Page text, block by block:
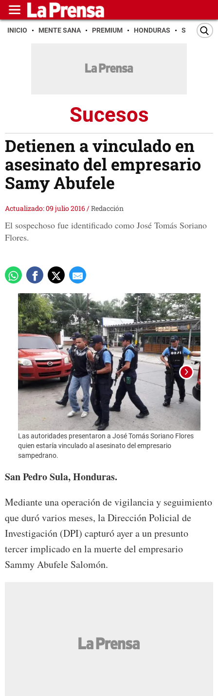
INICIO MENTE SANA PREMIUM HONDURAS SAN PEDRO
Sucesos
Detienen a vinculado en
asesinato del empresario
Samy Abufele
Actualizado: 09 julio 2016/Redacción
El sospechoso fue identificado como José Tomás Soriano
Flores.
Las autoridades presentaron a José Tomás Soriano Flores
quien estaría vinculado al asesinato del empresario
sampedrano.
San Pedro Sula, Honduras.
Mediante una operación de vigilancia y seguimiento
que duró varios meses, la Dirección Policial de
Investigación (DPI) capturó ayer a un presunto
tercer implicado en la muerte del empresario
Sammy Abufele Salomón.